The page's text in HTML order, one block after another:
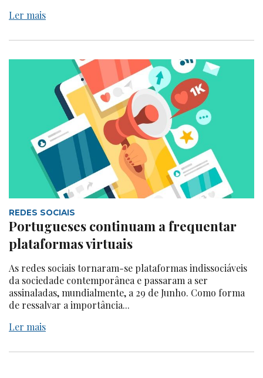
Ler mais
REDES SOCIAIS
Portugueses continuam a frequentar
plataformas virtuais
As redes sociais tornaram-se plataformas indissociáveis
da sociedade contemporânea e passaram a ser
assinaladas, mundialmente, a 29 de Junho. Como forma
de ressalvar a importância...
Ler mais